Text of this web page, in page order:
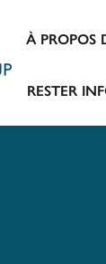
À PROPOS
RESTER